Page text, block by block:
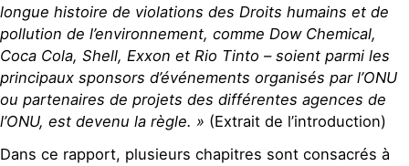
longue histoire de violations des Droits humains et de
pollution de l’environnement, comme Dow Chemical,
Coca Cola, Shell, Exxon et Rio Tinto – soient parmi les
principaux sponsors d’événements organisés par l’ONU
ou partenaires de projets des différentes agences de
l’ONU, est devenu la règle. » (Extrait de l’introduction)
Dans ce rapport, plusieurs chapitres sont consacrés à